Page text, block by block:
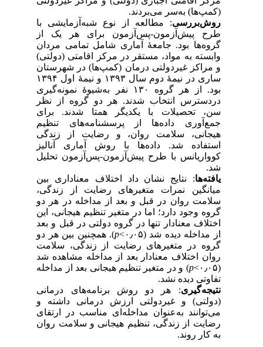
(کمپ‌ها) به‌سر می‌بردند.
روش‌بررسی: مطالعه از نوع شبه‌آزمایشی با
طرح پیش‌آزمون-پس‌آزمون برای هر یک از
گروه‌ها بود. جامعهٔ آماری شامل تمامی مردان
وابسته به مواد، مستقر در مرکز اقامتی (دولتی)
و مراکز غیر‌دولتی درمان (کمپ‌ها) در شهرستان
ساری در نیمهٔ دوم سال ۱۳۹۳ و نیمهٔ اول ۱۳۹۴
بود. از هر گروه ۱۳۰ نفر به‌شیوهٔ نمونه‌گیری
در‌دسترس انتخاب شدند. هر دو گروه از نظر
سن، تحصیلات با یکدیگر همتا شدند. برای
جمع‌آوری داده‌ها از پرسشنامه‌های تنظیم
هیجانی، سلامت روان، و رضایت از زندگی
استفاده شد. داده‌ها با روش آماری آنالیز
کوواریانس با طرح پیش‌آزمون-پس‌آزمون تحلیل
شد.
یافته‌ها: نتایج نشان داد اختلاف معناداری بین
میانگین نمرات متغیرهای رضایت از زندگی،
سلامت روان در قبل و بعد از مداخله در هر دو
گروه وجود دارد؛ اما در متغیر تنظیم هیجانی، این
اختلاف معنادار تنها در گروه دولتی در قبل و بعد
از مداخله دیده شد (۰٫۰۵>
p). همچنین بین هر دو
گروه در متغیرهای رضایت از زندگی، سلامت
روان اختلاف معنادار بعد از مداخله مشاهده شد
p​) و در متغیر تنظیم هیجانی بعد از مداخله
تفاوتی دیده نشد.
نتیجه‌گیری: هر دو روش برنامه‌های درمانی
(دولتی) و غیردولتی ارزش درمانی داشته و
می‌توانند به‌عنوان مداخله‌ای مناسب در ارتقای
رضایت از زندگی، تنظیم هیجانی و سلامت روان
به کار روند.